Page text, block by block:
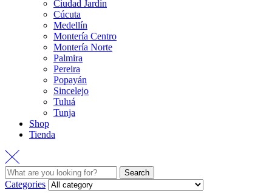
Ciudad Jardín
Cúcuta
Medellín
Montería Centro
Montería Norte
Palmira
Pereira
Popayán
Sincelejo
Tuluá
Tunja
Shop
Tienda
Search
for:
Search
Categories